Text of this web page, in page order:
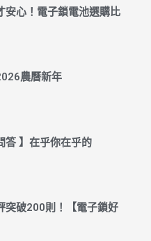
安心！電子鎖電池選購比
農曆新年
答 】在乎你在乎的
突破200則！【電子鎖好